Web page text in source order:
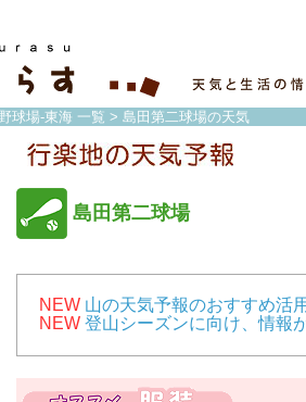
野球場-東海 一覧 > 島田第二球場の天気
島田第二球場
NEW 山の天気予報のおすすめ活
NEW 登山シーズンに向け、情報